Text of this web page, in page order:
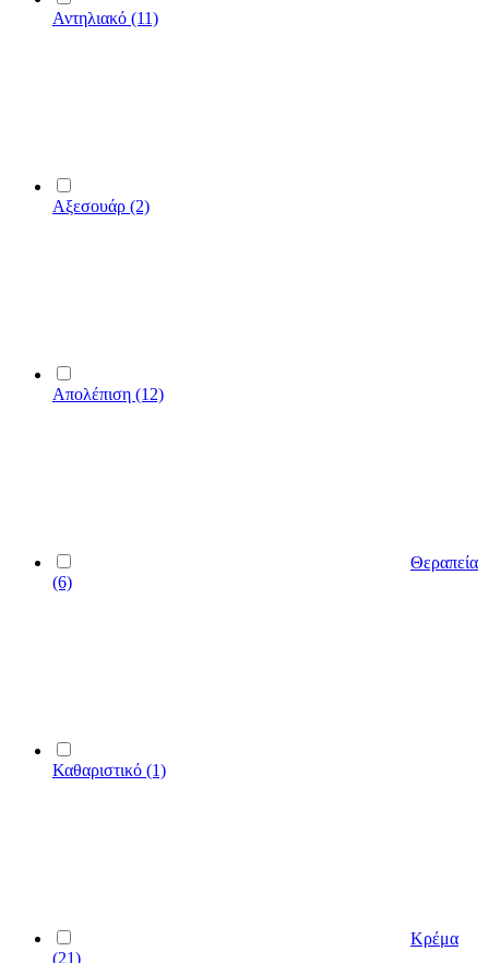
Αντηλιακό (11)
Αξεσουάρ (2)
Απολέπιση (12)
Θεραπεία
(6)
Καθαριστικό (1)
Κρέμα
(21)